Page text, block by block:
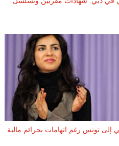
تونس رغم اتهامات بجرائم مالية